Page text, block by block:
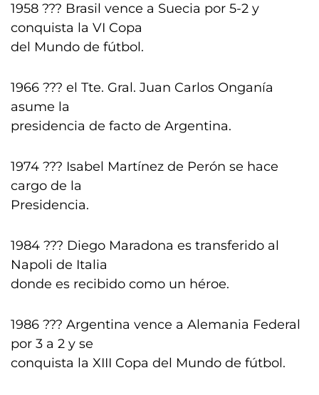
1958 ??? Brasil vence a Suecia por 5-2 y
conquista la VI Copa
del Mundo de fútbol.
1966 ??? el Tte. Gral. Juan Carlos Onganía
asume la
presidencia de facto de Argentina.
1974 ??? Isabel Martínez de Perón se hace
cargo de la
Presidencia.
1984 ??? Diego Maradona es transferido al
Napoli de Italia
donde es recibido como un héroe.
1986 ??? Argentina vence a Alemania Federal
por 3 a 2 y se
conquista la XIII Copa del Mundo de fútbol.